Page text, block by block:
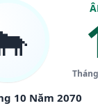
10 Năm 2070